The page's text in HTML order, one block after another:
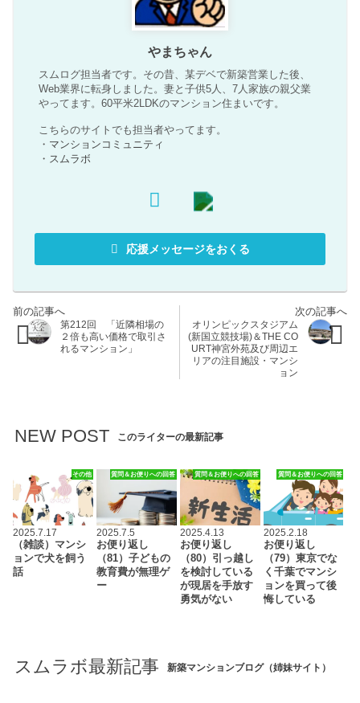
やまちゃん
スムログ担当者です。その昔、某デベで新築営業した後、
Web業界に転身しました。妻と子供5人、7人家族の親父業
やってます。60平米2LDKのマンション住まいです。
こちらのサイトでも担当者やってます。
・ マンションコミュニティ
・ スムラボ
応援メッセージをおくる
第212回 「近隣相場の
２倍も高い価格で取引さ
れるマンション」
オリンピックスタジアム
(新国立競技場)＆THE CO
URT神宮外苑及び周辺エ
リアの注目施設・マンシ
ョン
NEW POST このライターの最新記事
その他
2025.7.17
（雑談）マンシ
ョンで犬を飼う
話
質問＆お便りへの回答
2025.7.5
お便り返し
（81）子どもの
教育費が無理ゲ
ー
質問＆お便りへの回答
2025.4.13
お便り返し
（80）引っ越し
を検討している
が現居を手放す
勇気がない
質問＆お便りへの回答
2025.2.18
お便り返し
（79）東京でな
く千葉でマンシ
ョンを買って後
悔している
スムラボ最新記事 新築マンションブログ（姉妹サイト）